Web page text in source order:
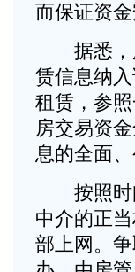
而保证资金
据悉，广
赁信息纳
租赁，参
房交易资
息的全面
按照时间
中介的正
部上网。